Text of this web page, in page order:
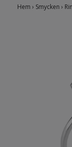
Hem › Smycken ›